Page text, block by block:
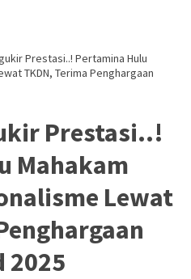
Prestasi..! Pertamina Hulu
TKDN, Terima Penghargaan
Prestasi..!
Mahakam
Lewat
2025